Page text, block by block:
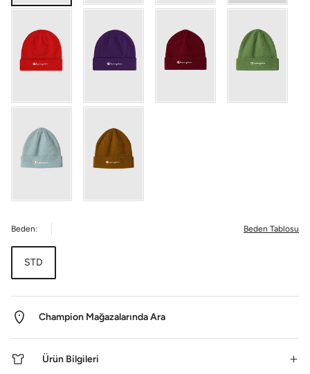
Beden: Beden Tablosu
STD
Champion Mağazalarında Ara
Ürün Bilgileri